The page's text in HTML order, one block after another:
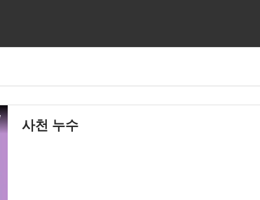
사천 누수